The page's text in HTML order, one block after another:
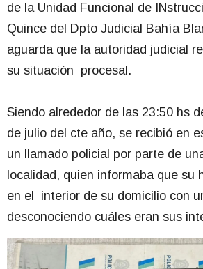
de la Unidad Funcional de
Quince del Dpto Judicial Bahía
aguarda que la autoridad judicial
su situación procesal.
Siendo alrededor de las 23:50 hs
de julio del cte año, se recibió en
un llamado policial por parte de
localidad, quien informaba que su
en el interior de su domicilio con
desconociendo cuáles eran sus